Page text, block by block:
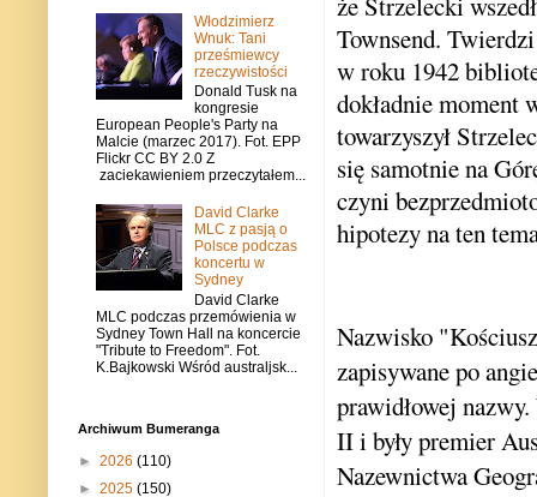
Townsend.
w roku 1942
dokładnie moment
towarzyszył
się samotnie na
czyni
hipotezy na ten
Nazwisko
zapisywane po
prawidłowej
II i były premier
Nazewnictwa
Włodzimierz
Wnuk: Tani
prześmiewcy
rzeczywistości
Donald Tusk na
kongresie
European People's Party na
Malcie (marzec 2017). Fot. EPP
Flickr CC BY 2.0 Z
zaciekawieniem przeczytałem...
David Clarke
MLC z pasją o
Polsce podczas
koncertu w
Sydney
David Clarke
MLC podczas przemówienia w
Sydney Town Hall na koncercie
"Tribute to Freedom". Fot.
K.Bajkowski Wśród australjsk...
Archiwum Bumeranga
► 2026 (110)
► 2025 (150)